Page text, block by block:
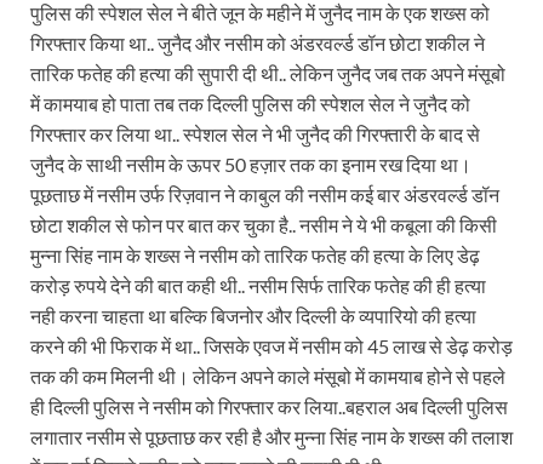
पुलिस की स्पेशल सेल ने बीते जून के महीने में जुनैद नाम के एक शख्स को
गिरफ्तार किया था.. जुनैद और नसीम को अंडरवर्ल्ड डॉन छोटा शकील ने
तारिक फतेह की हत्या की सुपारी दी थी.. लेकिन जुनैद जब तक अपने मंसूबो
में कामयाब हो पाता तब तक दिल्ली पुलिस की स्पेशल सेल ने जुनैद को
गिरफ्तार कर लिया था.. स्पेशल सेल ने भी जुनैद की गिरफ्तारी के बाद से
जुनैद के साथी नसीम के ऊपर 50 हज़ार तक का इनाम रख दिया था।
पूछताछ में नसीम उर्फ रिज़वान ने काबुल की नसीम कई बार अंडरवर्ल्ड डॉन
छोटा शकील से फोन पर बात कर चुका है.. नसीम ने ये भी कबूला की किसी
मुन्ना सिंह नाम के शख्स ने नसीम को तारिक फतेह की हत्या के लिए डेढ़
करोड़ रुपये देने की बात कही थी.. नसीम सिर्फ तारिक फतेह की ही हत्या
नही करना चाहता था बल्कि बिजनोर और दिल्ली के व्यपारियो की हत्या
करने की भी फिराक में था.. जिसके एवज में नसीम को 45 लाख से डेढ़ करोड़
तक की कम मिलनी थी। लेकिन अपने काले मंसूबो में कामयाब होने से पहले
ही दिल्ली पुलिस ने नसीम को गिरफ्तार कर लिया..बहराल अब दिल्ली पुलिस
लगातार नसीम से पूछताछ कर रही है और मुन्ना सिंह नाम के शख्स की तलाश